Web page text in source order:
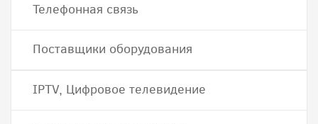
Телефонная связь
Поставщики оборудования
IPTV, Цифровое телевидение